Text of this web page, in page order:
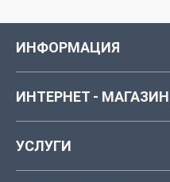
ИНФОРМАЦИЯ
ИНТЕРНЕТ - МАГАЗИН
УСЛУГИ